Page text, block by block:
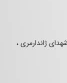
ژاندارمری ،